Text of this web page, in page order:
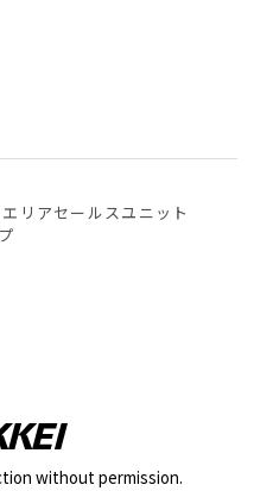
リアセールスユニット
without permission.